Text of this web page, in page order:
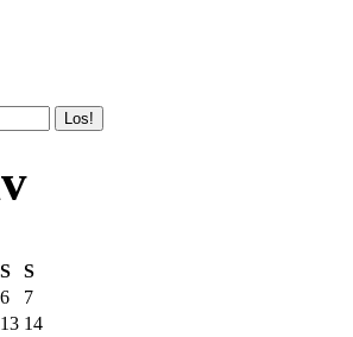
S
S
6
7
13 14